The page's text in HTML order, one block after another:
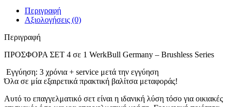
Περιγραφή
Αξιολογήσεις (0)
Περιγραφή
ΠΡΟΣΦΟΡΑ ΣΕΤ 4 σε 1 WerkBull Germany – Brushless Series
️ Εγγύηση: 3 χρόνια + service μετά την εγγύηση
Όλα σε μία εξαιρετικά πρακτική βαλίτσα μεταφοράς!
Αυτό το επαγγελματικό σετ είναι η ιδανική λύση τόσο για οικιακές